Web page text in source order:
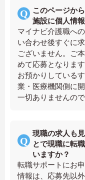
このページか
施設に個人情
マイナビ介護職へ
い合わせ後すぐに
ございません。ご
めて応募となります
お預かりしている
業・医療機関側に
一切ありませんの
現職の求人も
とで現職に転
いますか？
転職サポートにお
情報は、応募先以